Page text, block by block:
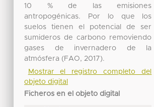
10 % de las emisiones
antropogénicas. Por lo que los
suelos tienen el potencial de ser
sumideros de carbono removiendo
gases de invernadero de la
atmósfera (FAO, 2017).
Mostrar el registro completo del
objeto digital
Ficheros en el objeto digital